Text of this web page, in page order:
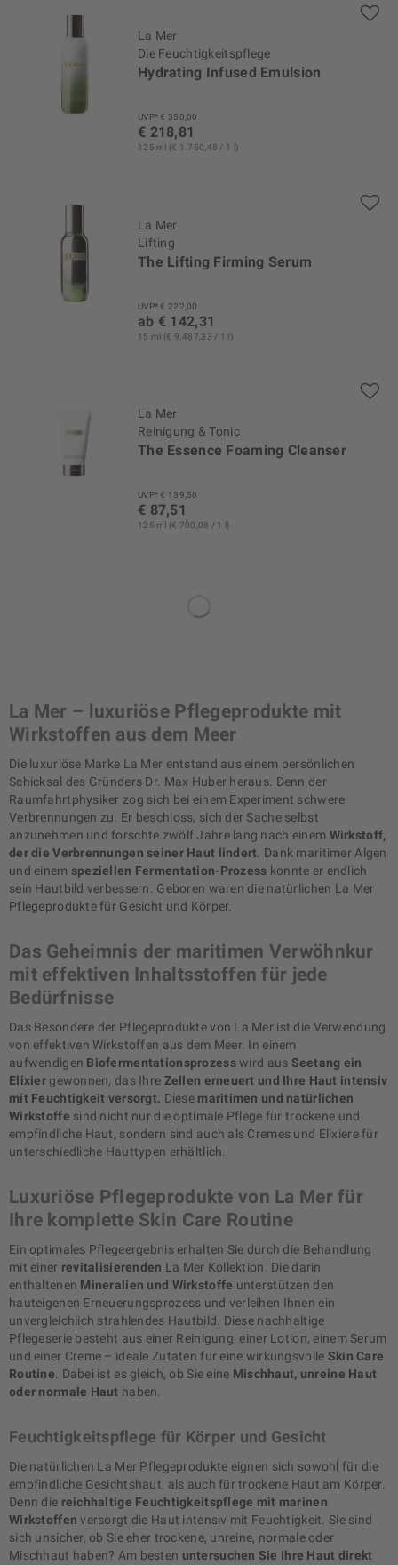
La Mer
Die Feuchtigkeitspflege
Hydrating Infused Emulsion
UVP* € 350,00
€ 218,81
125 ml (€ 1.750,48 / 1 l)
La Mer
Lifting
The Lifting Firming Serum
UVP* € 222,00
ab € 142,31
15 ml (€ 9.487,33 / 1 l)
La Mer
Reinigung & Tonic
The Essence Foaming Cleanser
UVP* € 139,50
€ 87,51
125 ml (€ 700,08 / 1 l)
La Mer – luxuriöse Pflegeprodukte mit
Wirkstoffen aus dem Meer
Die luxuriöse Marke La Mer entstand aus einem persönlichen
Schicksal des Gründers Dr. Max Huber heraus. Denn der
Raumfahrtphysiker zog sich bei einem Experiment schwere
Verbrennungen zu. Er beschloss, sich der Sache selbst
anzunehmen und forschte zwölf Jahre lang nach einem Wirkstoff,
der die Verbrennungen seiner Haut lindert . Dank maritimer Algen
und einem speziellen Fermentation-Prozess konnte er endlich
sein Hautbild verbessern. Geboren waren die natürlichen La Mer
Pflegeprodukte für Gesicht und Körper.
Das Geheimnis der maritimen Verwöhnkur
mit effektiven Inhaltsstoffen für jede
Bedürfnisse
Das Besondere der Pflegeprodukte von La Mer ist die Verwendung
von effektiven Wirkstoffen aus dem Meer. In einem
aufwendigen Biofermentationsprozesswird aus Seetang ein
Elixier gewonnen, das Ihre Zellen erneuert und Ihre Haut intensiv
mit Feuchtigkeit versorgt. Diese maritimen und natürlichen
Wirkstoffe sind nicht nur die optimale Pflege für trockene und
empfindliche Haut, sondern sind auch als Cremes und Elixiere für
unterschiedliche Hauttypen erhältlich.
Luxuriöse Pflegeprodukte von La Mer für
Ihre komplette Skin Care Routine
Ein optimales Pflegeergebnis erhalten Sie durch die Behandlung
mit einer revitalisierenden La Mer Kollektion. Die darin
enthaltenen Mineralien und Wirkstoffe unterstützen den
hauteigenen Erneuerungsprozess und verleihen Ihnen ein
unvergleichlich strahlendes Hautbild. Diese nachhaltige
Pflegeserie besteht aus einer Reinigung, einer Lotion, einem Serum
und einer Creme – ideale Zutaten für eine wirkungsvolle Skin Care
Routine . Dabei ist es gleich, ob Sie eine Mischhaut, unreine Haut
oder normale Haut haben.
Feuchtigkeitspflege für Körper und Gesicht
Die natürlichen La Mer Pflegeprodukte eignen sich sowohl für die
empfindliche Gesichtshaut, als auch für trockene Haut am Körper.
Denn die reichhaltige Feuchtigkeitspflege mit marinen
Wirkstoffen versorgt die Haut intensiv mit Feuchtigkeit. Sie sind
sich unsicher, ob Sie eher trockene, unreine, normale oder
Mischhaut haben? Am besten untersuchen Sie Ihre Haut direkt